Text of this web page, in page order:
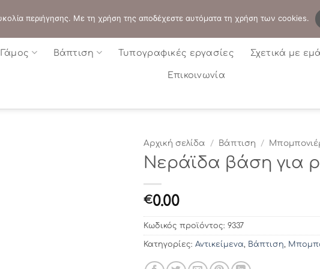
Γάμος Βάπτιση Τυπογραφικές εργασίες Σχετικά με
Επικοινωνία
Αρχική σελίδα / Βάπτιση /
Νεράϊδα βάση για
€0.00
Κωδικός προϊόντος: 9337
Κατηγορίες: Αντικείμενα, Βάπτιση,
περιήγησης. Με τη χρήση της αποδέχεστε αυτόματα τη χρήση των cookies.